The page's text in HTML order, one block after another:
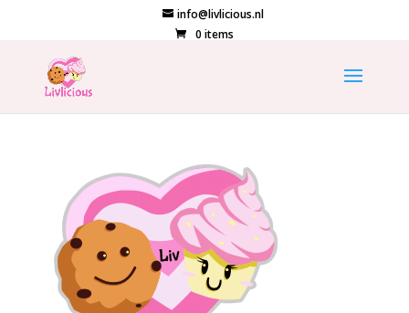
info@livlicious.nl
0 items